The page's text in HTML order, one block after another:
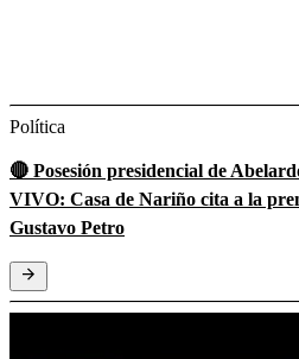
Política
🔴 Posesión presidencial de
VIVO: Casa de Nariño cita a la
Gustavo Petro